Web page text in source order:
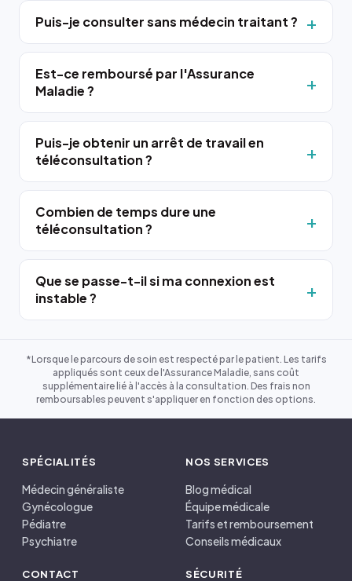
Puis-je consulter sans médecin traitant ?
Est-ce remboursé par l'Assurance
Maladie ?
Puis-je obtenir un arrêt de travail en
téléconsultation ?
Combien de temps dure une
téléconsultation ?
Que se passe-t-il si ma connexion est
instable ?
*Lorsque le parcours de soin est respecté par le patient. Les tarifs
appliqués sont ceux de l'Assurance Maladie, sans coût
supplémentaire lié à l'accès à la consultation. Des frais non
remboursables peuvent s'appliquer en fonction des options.
SPÉCIALITÉS
Médecin généraliste
Gynécologue
Pédiatre
Psychiatre
NOS SERVICES
Blog médical
Équipe médicale
Tarifs et remboursement
Conseils médicaux
CONTACT SÉCURITÉ